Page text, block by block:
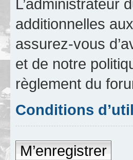
L’administrateur
additionnelles
assurez-vous
et de notre
règlement du
Conditions
M’enregistrer